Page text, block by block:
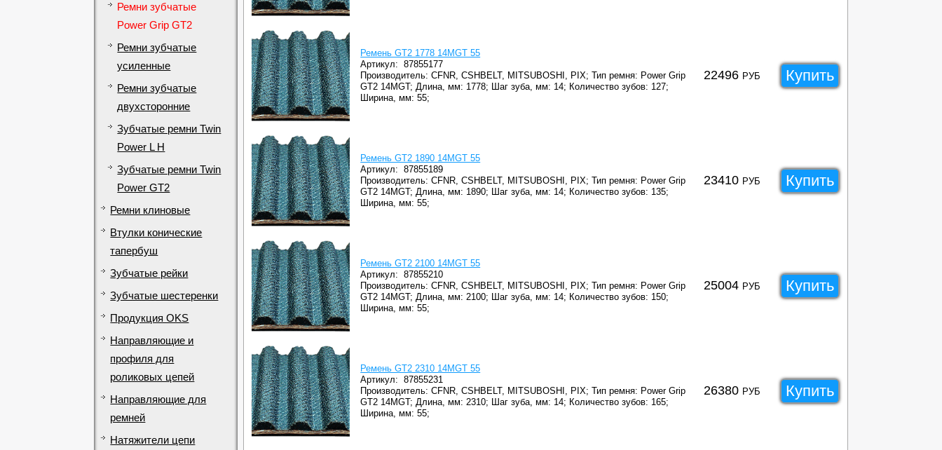
Ремни зубчатые
Power Grip GT2
Ремни зубчатые
усиленные
Ремни зубчатые
двухсторонние
Зубчатые ремни Twin
Power L H
Зубчатые ремни Twin
Power GT2
Ремни клиновые
Втулки конические
тапербуш
Зубчатые рейки
Зубчатые шестеренки
Продукция OKS
Направляющие и
профиля для
роликовых цепей
Направляющие для
ремней
Натяжители цепи
Ремень GT2 1778 14MGT 55
Артикул:87855177
Производитель: CFNR, CSHBELT, MITSUBOSHI, PIX; Тип ремня: Power Grip
GT2 14MGT; Длина, мм: 1778; Шаг зуба, мм: 14; Количество зубов: 127;
Ширина, мм: 55;
22496 РУБ Купить
Ремень GT2 1890 14MGT 55
Артикул:87855189
Производитель: CFNR, CSHBELT, MITSUBOSHI, PIX; Тип ремня: Power Grip
GT2 14MGT; Длина, мм: 1890; Шаг зуба, мм: 14; Количество зубов: 135;
Ширина, мм: 55;
23410 РУБ Купить
Ремень GT2 2100 14MGT 55
Артикул:87855210
Производитель: CFNR, CSHBELT, MITSUBOSHI, PIX; Тип ремня: Power Grip
GT2 14MGT; Длина, мм: 2100; Шаг зуба, мм: 14; Количество зубов: 150;
Ширина, мм: 55;
25004 РУБ Купить
Ремень GT2 2310 14MGT 55
Артикул:87855231
Производитель: CFNR, CSHBELT, MITSUBOSHI, PIX; Тип ремня: Power Grip
GT2 14MGT; Длина, мм: 2310; Шаг зуба, мм: 14; Количество зубов: 165;
Ширина, мм: 55;
26380 РУБ Купить